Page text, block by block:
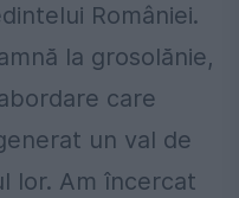
României.
la grosolănie,
care
un val de
lor. Am încercat